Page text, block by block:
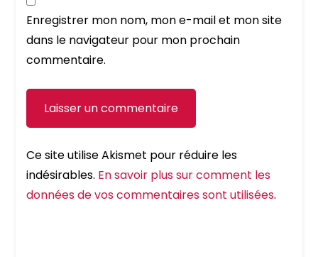
Enregistrer mon nom, mon e-mail et mon site
dans le navigateur pour mon prochain
commentaire.
Ce site utilise Akismet pour réduire les
indésirables. En savoir plus sur comment les
données de vos commentaires sont utilisées.